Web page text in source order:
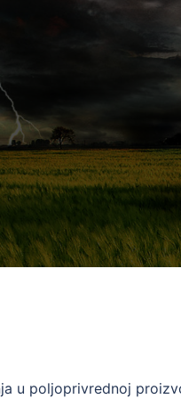
u poljoprivrednoj